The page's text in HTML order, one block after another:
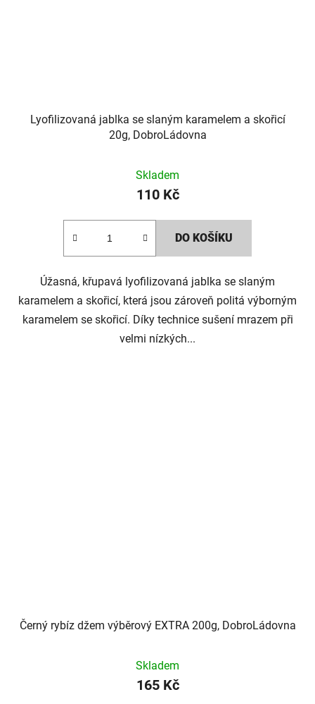
Lyofilizovaná jablka se slaným karamelem a skořicí
20g, DobroLádovna
Skladem
110 Kč
DO KOŠÍKU
Úžasná, křupavá lyofilizovaná jablka se slaným
karamelem a skořicí, která jsou zároveň politá výborným
karamelem se skořicí. Díky technice sušení mrazem při
velmi nízkých...
Černý rybíz džem výběrový EXTRA 200g, DobroLádovna
Skladem
165 Kč